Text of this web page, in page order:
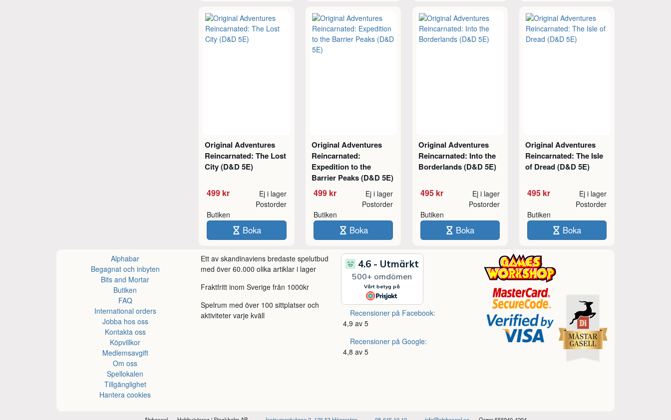
Original Adventures
Reincarnated: The Lost
City (D&D 5E)
499 kr Ej i lager
Butiken
Postorder
Boka
Original Adventures
Reincarnated:
Expedition to the
Barrier Peaks (D&D 5E)
499 kr Ej i lager
Butiken
Postorder
Boka
Original Adventures
Reincarnated: Into the
Borderlands (D&D 5E)
495 kr Ej i lager
Butiken
Postorder
Boka
Original Adventures
Reincarnated: The Isle
of Dread (D&D 5E)
495 kr Ej i lager
Butiken
Postorder
Boka
Alphabar
Begagnat och inbyten
Bits and Mortar
Butiken
FAQ
International orders
Jobba hos oss
Kontakta oss
Köpvillkor
Medlemsavgift
Om oss
Spellokalen
Tillgänglighet
Hantera cookies
Ett av skandinaviens bredaste spelutbud
med över 60.000 olika artiklar i lager
Fraktfritt inom Sverige från 1000kr
Spelrum med över 100 sittplatser och
aktiviteter varje kväll
Recensioner på Facebook:
4,9 av 5
Recensioner på Google:
4,8 av 5